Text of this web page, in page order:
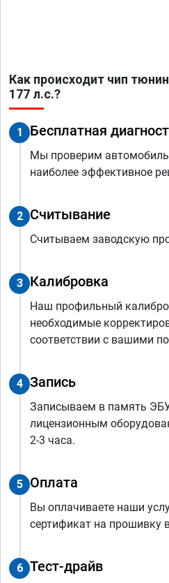
Как происходит чип
177 л.с.?
1 Бесплатная
Мы проверим
наиболее эффективное
2 Считывание
Считываем заводскую
3 Калибровка
Наш профильный
необходимые
соответствии с вашими
4 Запись
Записываем в память
лицензионным
2-3 часа.
5 Оплата
Вы оплачиваете наши
сертификат на прошивку
6 Тест-драйв